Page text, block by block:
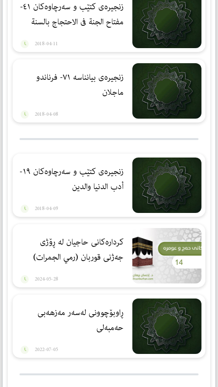
زنجیرەی کتێب و سەرچاوەکان ٤١-
مفتاح الجنة فى الاحتجاج بالسنة
2018-04-11
زنجیرەی بیانناسە ٧١- فرناندو
ماجلان
2018-04-08
زنجیرەی کتێب و سەرچاوەکان ١٩-
أدب الدنيا والدين
2018-04-09
كردارەكانی حاجیان لە ڕۆژی
جەژنی قوربان (رمي الجمرات)
2024-05-28
ڕاوبۆچوونی لەسەر مەزهەبی
حەمبەلی
2022-07-05